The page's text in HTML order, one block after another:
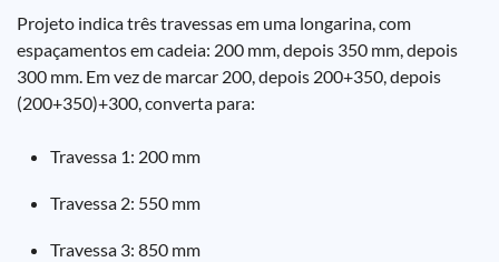
Projeto indica três travessas em uma longarina, com
espaçamentos em cadeia: 200 mm, depois 350 mm, depois
300 mm. Em vez de marcar 200, depois 200+350, depois
(200+350)+300, converta para:
Travessa 1: 200 mm
Travessa 2: 550 mm
Travessa 3: 850 mm